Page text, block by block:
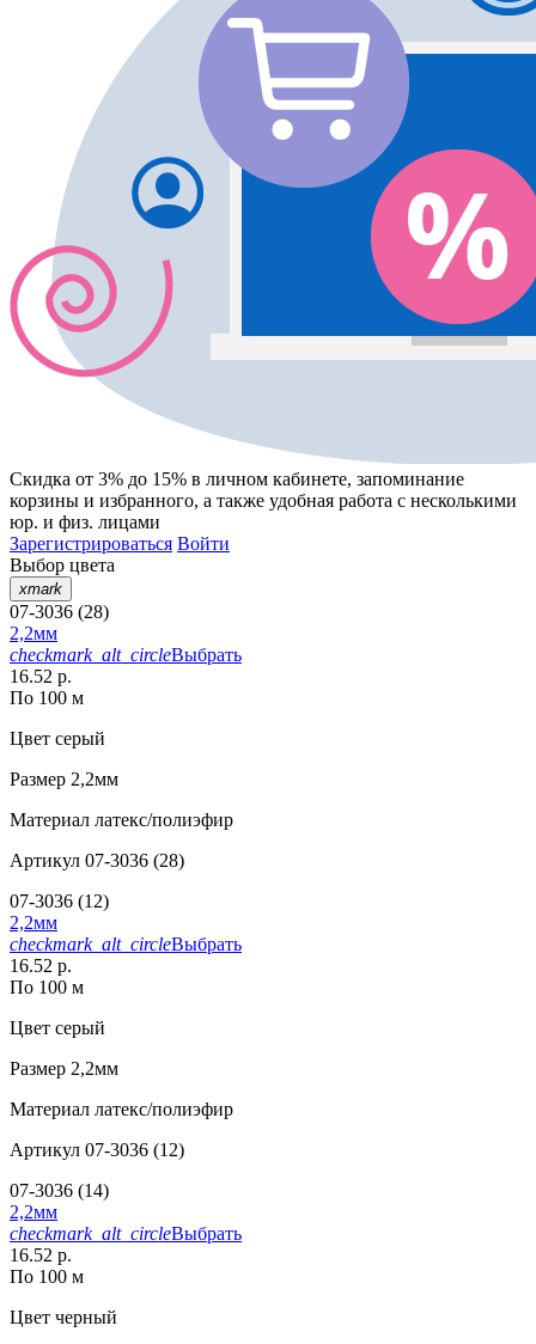
Скидка от 3% до 15% в личном кабинете, запоминание
корзины и избранного, а также удобная работа с несколькими
юр. и физ. лицами
Зарегистрироваться Войти
Выбор цвета
xmark
07-3036 (28)
2,2мм
checkmark_alt_circleВыбрать
16.52 р.
По 100 м
Цвет серый
Размер 2,2мм
Материал латекс/полиэфир
Артикул 07-3036 (28)
07-3036 (12)
2,2мм
checkmark_alt_circleВыбрать
16.52 р.
По 100 м
Цвет серый
Размер 2,2мм
Материал латекс/полиэфир
Артикул 07-3036 (12)
07-3036 (14)
2,2мм
checkmark_alt_circleВыбрать
16.52 р.
По 100 м
Цвет черный